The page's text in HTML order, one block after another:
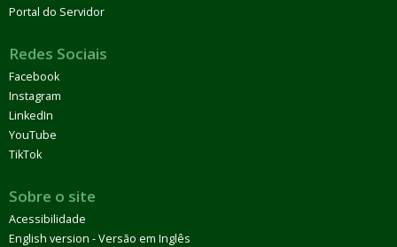
Portal do Servidor
Redes Sociais
Facebook
Instagram
LinkedIn
YouTube
TikTok
Sobre o site
Acessibilidade
English version - Versão em Inglês